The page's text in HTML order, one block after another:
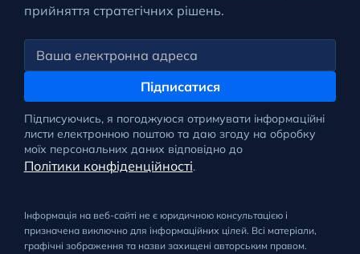
прийняття стратегічних рішень.
Підписатися
Підписуючись, я погоджуюся отримувати інформаційні
листи електронною поштою та даю згоду на обробку
моїх персональних даних відповідно до
Політики конфіденційності.
Інформація на веб-сайті не є юридичною консультацією і
призначена виключно для інформаційних цілей. Всі матеріали,
графічні зображення та назви захищені авторським правом.